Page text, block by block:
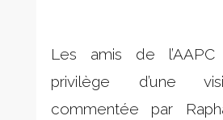
Les amis de
privilège d’une
commentée par